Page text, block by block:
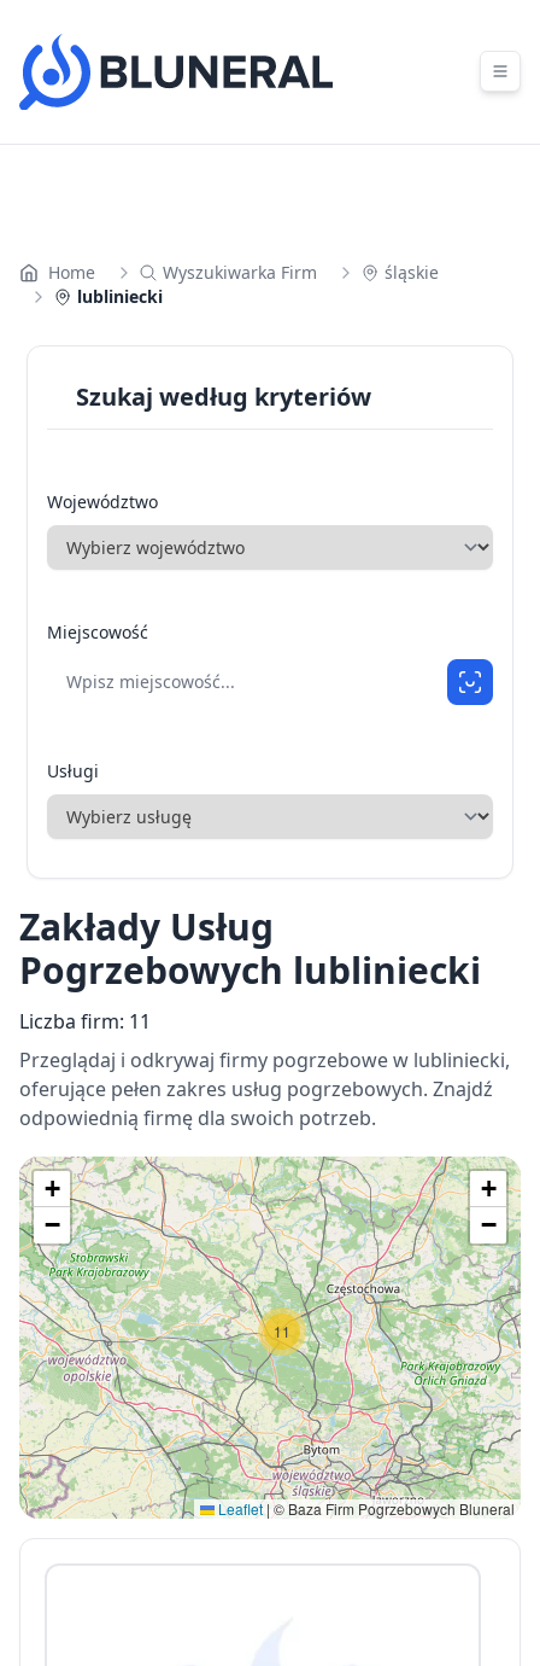
Home Wyszukiwarka Firm
śląskie
lubliniecki
Szukaj według kryteriów
Województwo
Miejscowość
Usługi
Zakłady Usług
Pogrzebowych lubliniecki
Liczba firm: 11
Przeglądaj i odkrywaj firmy pogrzebowe w lubliniecki,
oferujące pełen zakres usług pogrzebowych. Znajdź
odpowiednią firmę dla swoich potrzeb.
11
+
−
+
−
Leaflet |© Baza Firm Pogrzebowych Bluneral